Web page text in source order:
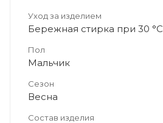
Уход за изделием
Бережная стирка при 30 °C
Пол
Мальчик
Сезон
Весна
Состав изделия